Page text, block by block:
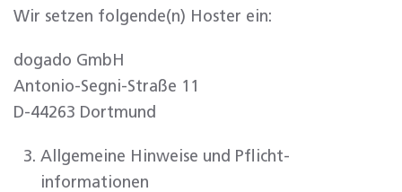
Wir setzen folgende(n) Hoster ein:
dogado GmbH
Antonio-Segni-Straße 11
D-44263 Dortmund
Allgemeine Hinweise und Pflicht­
informationen